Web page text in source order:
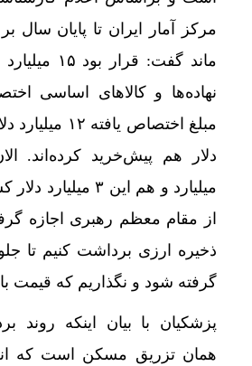
مرکز آمار ایران تا پایان سال
ماند گفت:
نهاده‌ها و کالاهای اساسی
میلیارد و هم این ۳
از مقام معظم رهبری اجازه
ذخیره ارزی برداشت کنیم تا
گرفته شود و نگذاریم که قیمت
پزشکیان با بیان اینکه روند
همان تزریق مسکن است که